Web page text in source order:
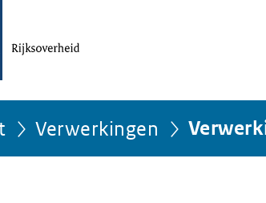
Verwerkingen